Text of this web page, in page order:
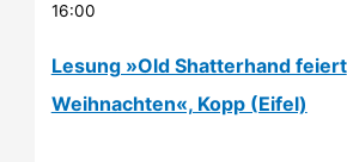
16:00
Lesung »Old Shatterhand feiert
Weihnachten«, Kopp (Eifel)